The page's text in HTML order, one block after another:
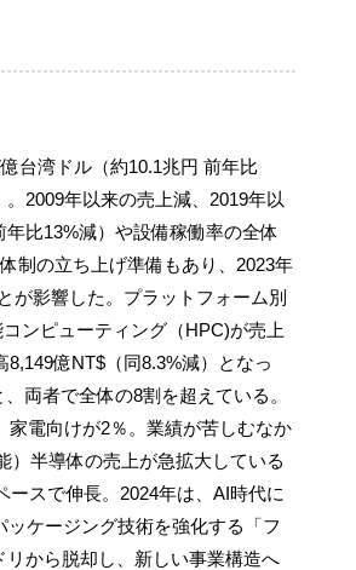
台湾ドル（約10.1兆円 前年比
2009年以来の売上減、2019年以
比13%減）や設備稼働率の全体
制の立ち上げ準備もあり、2023年
が影響した。プラットフォーム別
ンピューティング（HPC)が売上
億NT$（同8.3%減）となっ
両者で全体の8割を超えている。
家電向けが2％。業績が苦しむなか
）半導体の売上が急拡大している
スで伸長。2024年は、AI時代に
ケージング技術を強化する「フ
から脱却し、新しい事業構造へ